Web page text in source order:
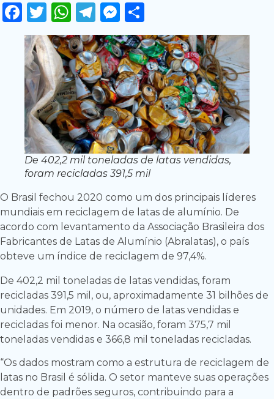
Facebook
Twitter
WhatsApp
Telegram
Messenger
De 402,2 mil toneladas de latas vendidas,
foram recicladas 391,5 mil
O Brasil fechou 2020 como um dos principais líderes
mundiais em reciclagem de latas de alumínio. De
acordo com levantamento da Associação Brasileira dos
Fabricantes de Latas de Alumínio (Abralatas), o país
obteve um índice de reciclagem de 97,4%.
De 402,2 mil toneladas de latas vendidas, foram
recicladas 391,5 mil, ou, aproximadamente 31 bilhões de
unidades. Em 2019, o número de latas vendidas e
recicladas foi menor. Na ocasião, foram 375,7 mil
toneladas vendidas e 366,8 mil toneladas recicladas.
“Os dados mostram como a estrutura de reciclagem de
latas no Brasil é sólida. O setor manteve suas operações
dentro de padrões seguros, contribuindo para a